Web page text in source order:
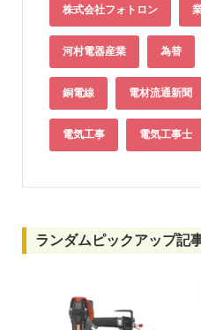
株式会社フォトロン
河村電器産業 為替
銅電線 電材流通新聞
電気工事 電気工事士
ランダムピックアップ記